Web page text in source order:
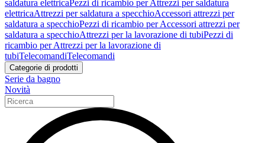
saldatura elettricaPezzi di ricambio per Attrezzi per saldatura
elettricaAttrezzi per saldatura a specchioAccessori attrezzi per
saldatura a specchioPezzi di ricambio per Accessori attrezzi per
saldatura a specchioAttrezzi per la lavorazione di tubiPezzi di
ricambio per Attrezzi per la lavorazione di
tubiTelecomandiTelecomandi
Categorie di prodotti
Serie da bagno
Novità